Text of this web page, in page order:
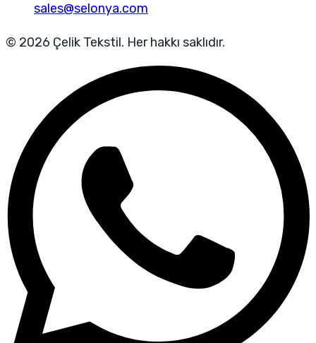
sales@selonya.com
© 2026 Çelik Tekstil. Her hakkı saklıdır.